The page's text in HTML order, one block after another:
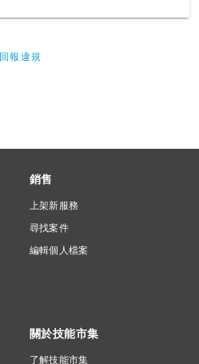
回報違規
銷售
上架新服務
尋找案件
編輯個人檔案
關於技能市集
了解技能市集